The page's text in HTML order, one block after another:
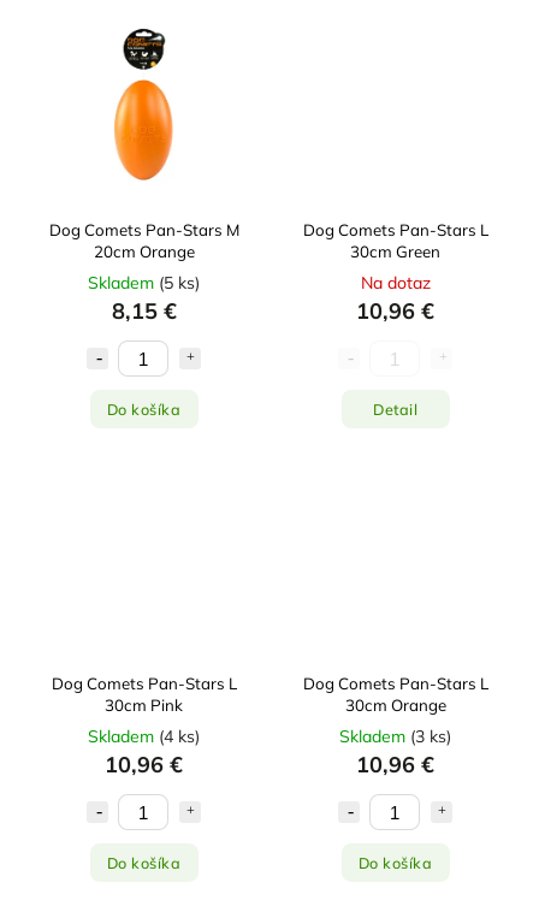
Dog Comets Pan-Stars M
20cm Orange
Skladem (5 ks)
8,15 €
Do košíka
Dog Comets Pan-Stars L
30cm Green
Na dotaz
10,96 €
Detail
Dog Comets Pan-Stars L
30cm Pink
Skladem (4 ks)
10,96 €
Do košíka
Dog Comets Pan-Stars L
30cm Orange
Skladem (3 ks)
10,96 €
Do košíka